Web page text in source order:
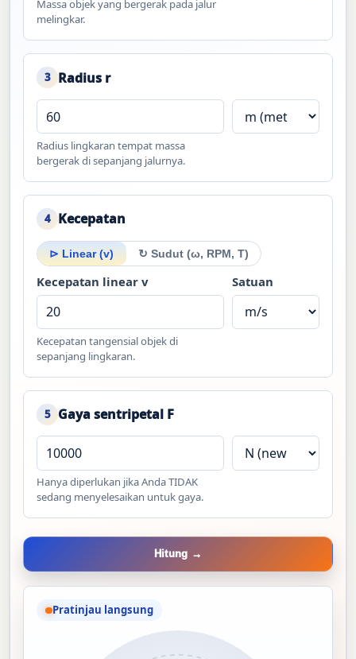
Massa objek yang bergerak pada jalur
melingkar.
3 Radius r
Radius lingkaran tempat massa
bergerak di sepanjang jalurnya.
4 Kecepatan
⊳ Linear (v) ↻ Sudut (ω, RPM, T)
Kecepatan linear v
Kecepatan tangensial objek di
sepanjang lingkaran.
Satuan
5 Gaya sentripetal F
Hanya diperlukan jika Anda TIDAK
sedang menyelesaikan untuk gaya.
Hitung →
Pratinjau langsung